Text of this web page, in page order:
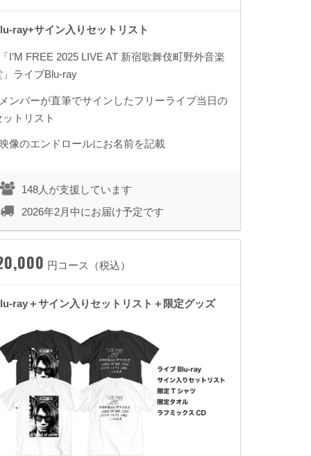
ray+サイン入りセットリスト
I’M FREE 2025 LIVE AT 新宿歌舞伎町野外音楽
」ライブBlu-ray
ンバーが直筆でサインしたフリーライブ当日の
ットリスト
像のエンドロールにお名前を記載
148人が支援しています
2026年2月中にお届け予定です
円コース（税込）
ray＋サイン入りセットリスト＋限定グッズ